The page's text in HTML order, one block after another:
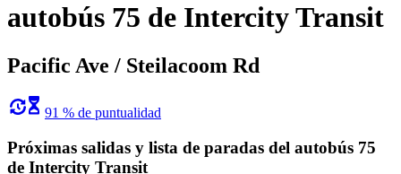
autobús 75 de Intercity Transit
Pacific Ave / Steilacoom Rd
91 % de puntualidad
Próximas salidas y lista de paradas del autobús 75
de Intercity Transit